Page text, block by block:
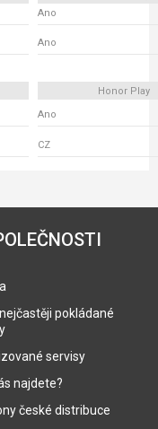
Ano
Ano
Honor Play
Ano
CZ
nejčastěji pokládané
servisy
najdete?
české distribuce